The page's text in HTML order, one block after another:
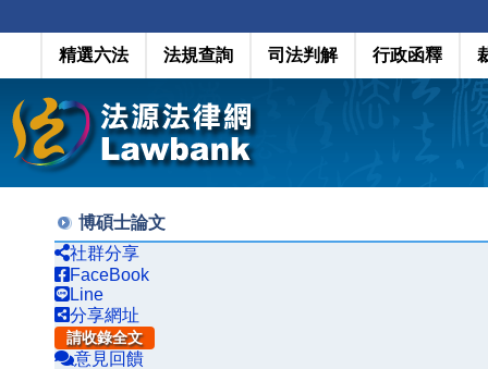
精選六法 法規查詢 司法判解 行政函釋
博碩士論文
社群分享
FaceBook
Line
分享網址
請收錄全文
意見回饋